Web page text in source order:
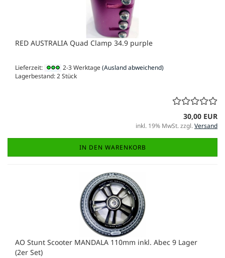
RED AUSTRALIA Quad Clamp 34.9 purple
Lieferzeit: 2-3 Werktage(Ausland abweichend)
Lagerbestand: 2 Stück
30,00 EUR
inkl. 19% MwSt. zzgl.Versand
IN DEN WARENKORB
AO Stunt Scooter MANDALA 110mm inkl. Abec 9 Lager
(2er Set)